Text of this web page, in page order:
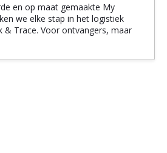
en op maat gemaakte My
we elke stap in het logistiek
& Trace. Voor ontvangers, maar